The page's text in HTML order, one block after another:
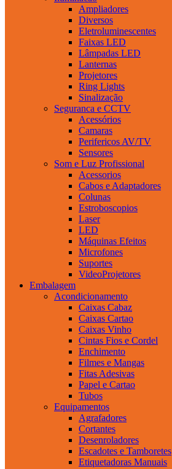
Ampliadores
Diversos
Eletroluminescentes
Faixas LED
Lâmpadas LED
Lanternas
Projetores
Ring Lights
Sinalização
Seguranca e CCTV
Acessórios
Camaras
Perifericos AV/TV
Sensores
Som e Luz Profissional
Acessorios
Cabos e Adaptadores
Colunas
Estroboscopios
Laser
LED
Máquinas Efeitos
Microfones
Suportes
VideoProjetores
Embalagem
Acondicionamento
Caixas Cabaz
Caixas Cartao
Caixas Vinho
Cintas Fios e Cordel
Enchimento
Filmes e Mangas
Fitas Adesivas
Papel e Cartao
Tubos
Equipamentos
Agrafadores
Cortantes
Desenroladores
Escadotes e Tamboretes
Etiquetadoras Manuais